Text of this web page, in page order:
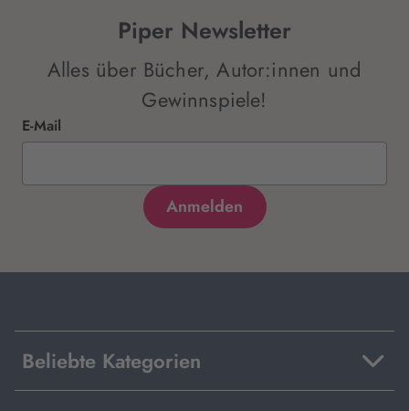
Piper Newsletter
Alles über Bücher, Autor:innen und
Gewinnspiele!
E-Mail
Beliebte Kategorien